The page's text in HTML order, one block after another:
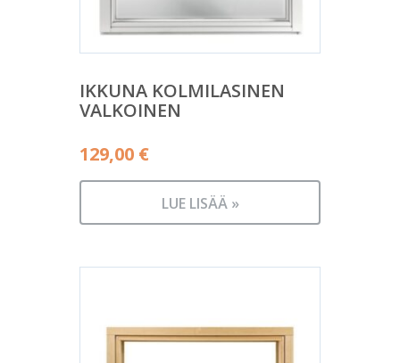
IKKUNA KOLMILASINEN
VALKOINEN
129,00 €
LUE LISÄÄ »